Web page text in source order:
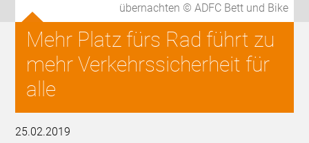
übernachten © ADFC Bett und Bike
Mehr Platz fürs Rad führt zu
mehr Verkehrssicherheit für
alle
25.02.2019